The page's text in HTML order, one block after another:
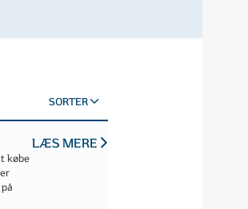
SORTER
købe
LÆS MERE